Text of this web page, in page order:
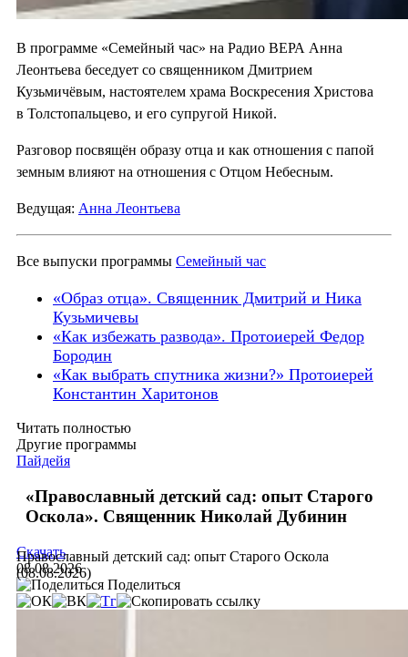
В программе «Семейный час» на Радио ВЕРА Анна
Леонтьева беседует со священником Дмитрием
Кузьмичёвым, настоятелем храма Воскресения Христова
в Толстопальцево, и его супругой Никой.
Разговор посвящён образу отца и как отношения с папой
земным влияют на отношения с Отцом Небесным.
Ведущая: Анна Леонтьева
Все выпуски программы Семейный час
«Образ отца». Священник Дмитрий и Ника
Кузьмичевы
«Как избежать развода». Протоиерей Федор
Бородин
«Как выбрать спутника жизни?» Протоиерей
Константин Харитонов
Читать полностью
Другие программы
Пайдейя
«Православный детский сад: опыт Старого
Оскола». Священник Николай Дубинин
Православный детский сад: опыт Старого Оскола
(08.08.2026)
Скачать
08.08.2026
Поделиться